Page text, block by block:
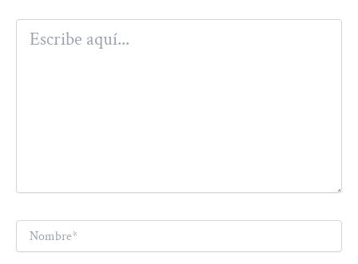
Escribe
aquí...
Nombre*